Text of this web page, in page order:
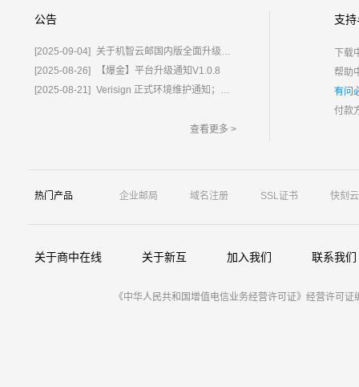
公告
[2025-09-04]
关于机智云邮国内版全面升级为%E2%80%9C鲸炫邮%E2%80%9D的通知
[2025-08-26]
【爆金】平台升级通知V1.0.8
[2025-08-21] Verisign 正式环境维护通知；含域名.com/.net
查看更多 >
支
下载
帮助
有问
付款
热门产品 企业邮局 域名注册 SSL证书 快刻云
关于商中在线 关于新互 加入我们 联系我们
《中华人民共和国增值电信业务经营许可证》经营许可